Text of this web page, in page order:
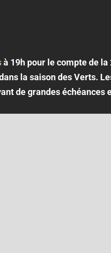
à 19h pour le compte de la
la saison des Verts.
de grandes échéances